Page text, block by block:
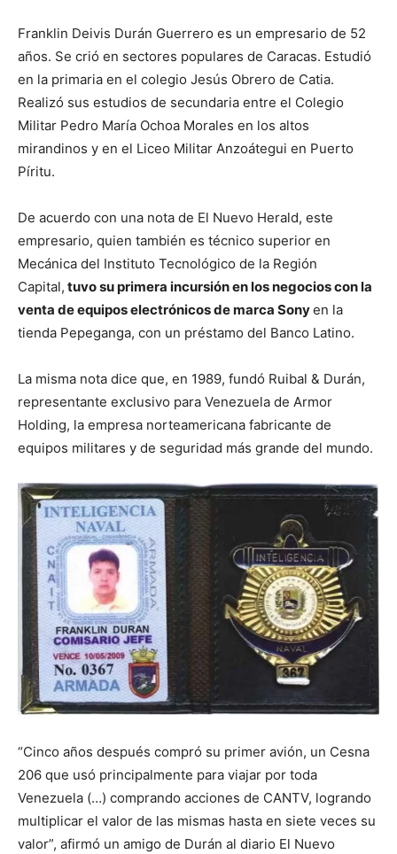
Franklin Deivis Durán Guerrero es un empresario de 52
años. Se crió en sectores populares de Caracas. Estudió
en la primaria en el colegio Jesús Obrero de Catia.
Realizó sus estudios de secundaria entre el Colegio
Militar Pedro María Ochoa Morales en los altos
mirandinos y en el Liceo Militar Anzoátegui en Puerto
Píritu.
De acuerdo con una nota de El Nuevo Herald, este
empresario, quien también es técnico superior en
Mecánica del Instituto Tecnológico de la Región
Capital, tuvo su primera incursión en los negocios con la
venta de equipos electrónicos de marca Sonyen la
tienda Pepeganga, con un préstamo del Banco Latino.
La misma nota dice que, en 1989, fundó Ruibal & Durán,
representante exclusivo para Venezuela de Armor
Holding, la empresa norteamericana fabricante de
equipos militares y de seguridad más grande del mundo.
“Cinco años después compró su primer avión, un Cesna
206 que usó principalmente para viajar por toda
Venezuela (…) comprando acciones de CANTV, logrando
multiplicar el valor de las mismas hasta en siete veces su
valor”, afirmó un amigo de Durán al diario El Nuevo